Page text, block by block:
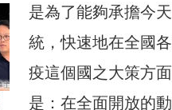
是為了能夠承擔今
統，快速地在全國
疫這個國之大策方
是：在全面開放的